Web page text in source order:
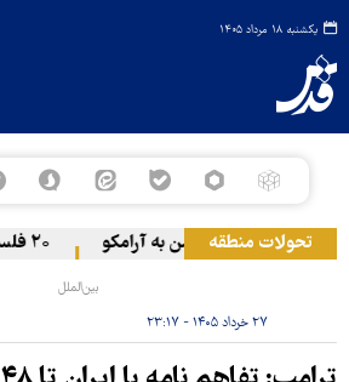
یکشنبه ۱۸ مرداد ۱۴۰۵
تحولات منطقهعراق حمله یمن به آرامکو ۲۰ فلسطینی در حملات صهیونیست‌ها و شهرک‌نشینان در کرانه باختری زخمی شدند
بین‌الملل
۲۷ خرداد ۱۴۰۵ - ۲۳:۱۷